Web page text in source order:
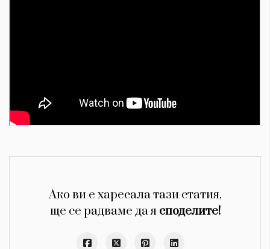
Ако ви е харесала тази статия,
ще се радваме да я споделите!